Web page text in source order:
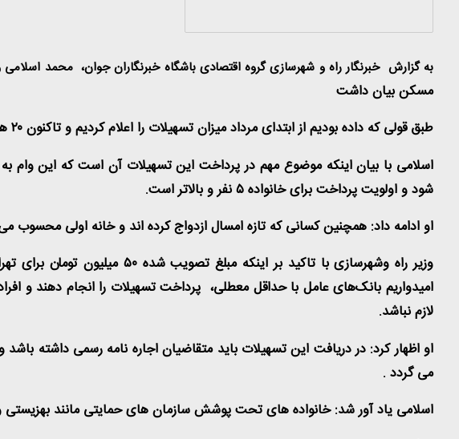
به گزارش خبرنگار راه و شهرسازی گروه اقتصادی باشگاه خبرنگاران جوان، محمد اسلامی
مسکن بیان داشت
طبق قولی که داده بودیم از ابتدای مرداد میزان تسهیلات را اعلام کردیم و تاکنون ۲۰ هزار میلیارد تومان برای پرداخت این تسهیلات در نظر گرفته ایم.
شود و اولویت پرداخت برای خانواده ۵ نفر و بالاتر است.
او ادامه داد: همچنین کسانی که تازه امسال ازدواج کرده اند و خانه اولی محسوب
امیدواریم بانک‌های عامل با حداقل معطلی، پرداخت تسهیلات را انجام دهند و
لازم نباشد.
او اظهار کرد: در دریافت این تسهیلات باید متقاضیان اجاره نامه رسمی داشته
می گردد .
اسلامی یاد آور شد: خانواده های تحت پوشش سازمان های حمایتی مانند بهزیستی